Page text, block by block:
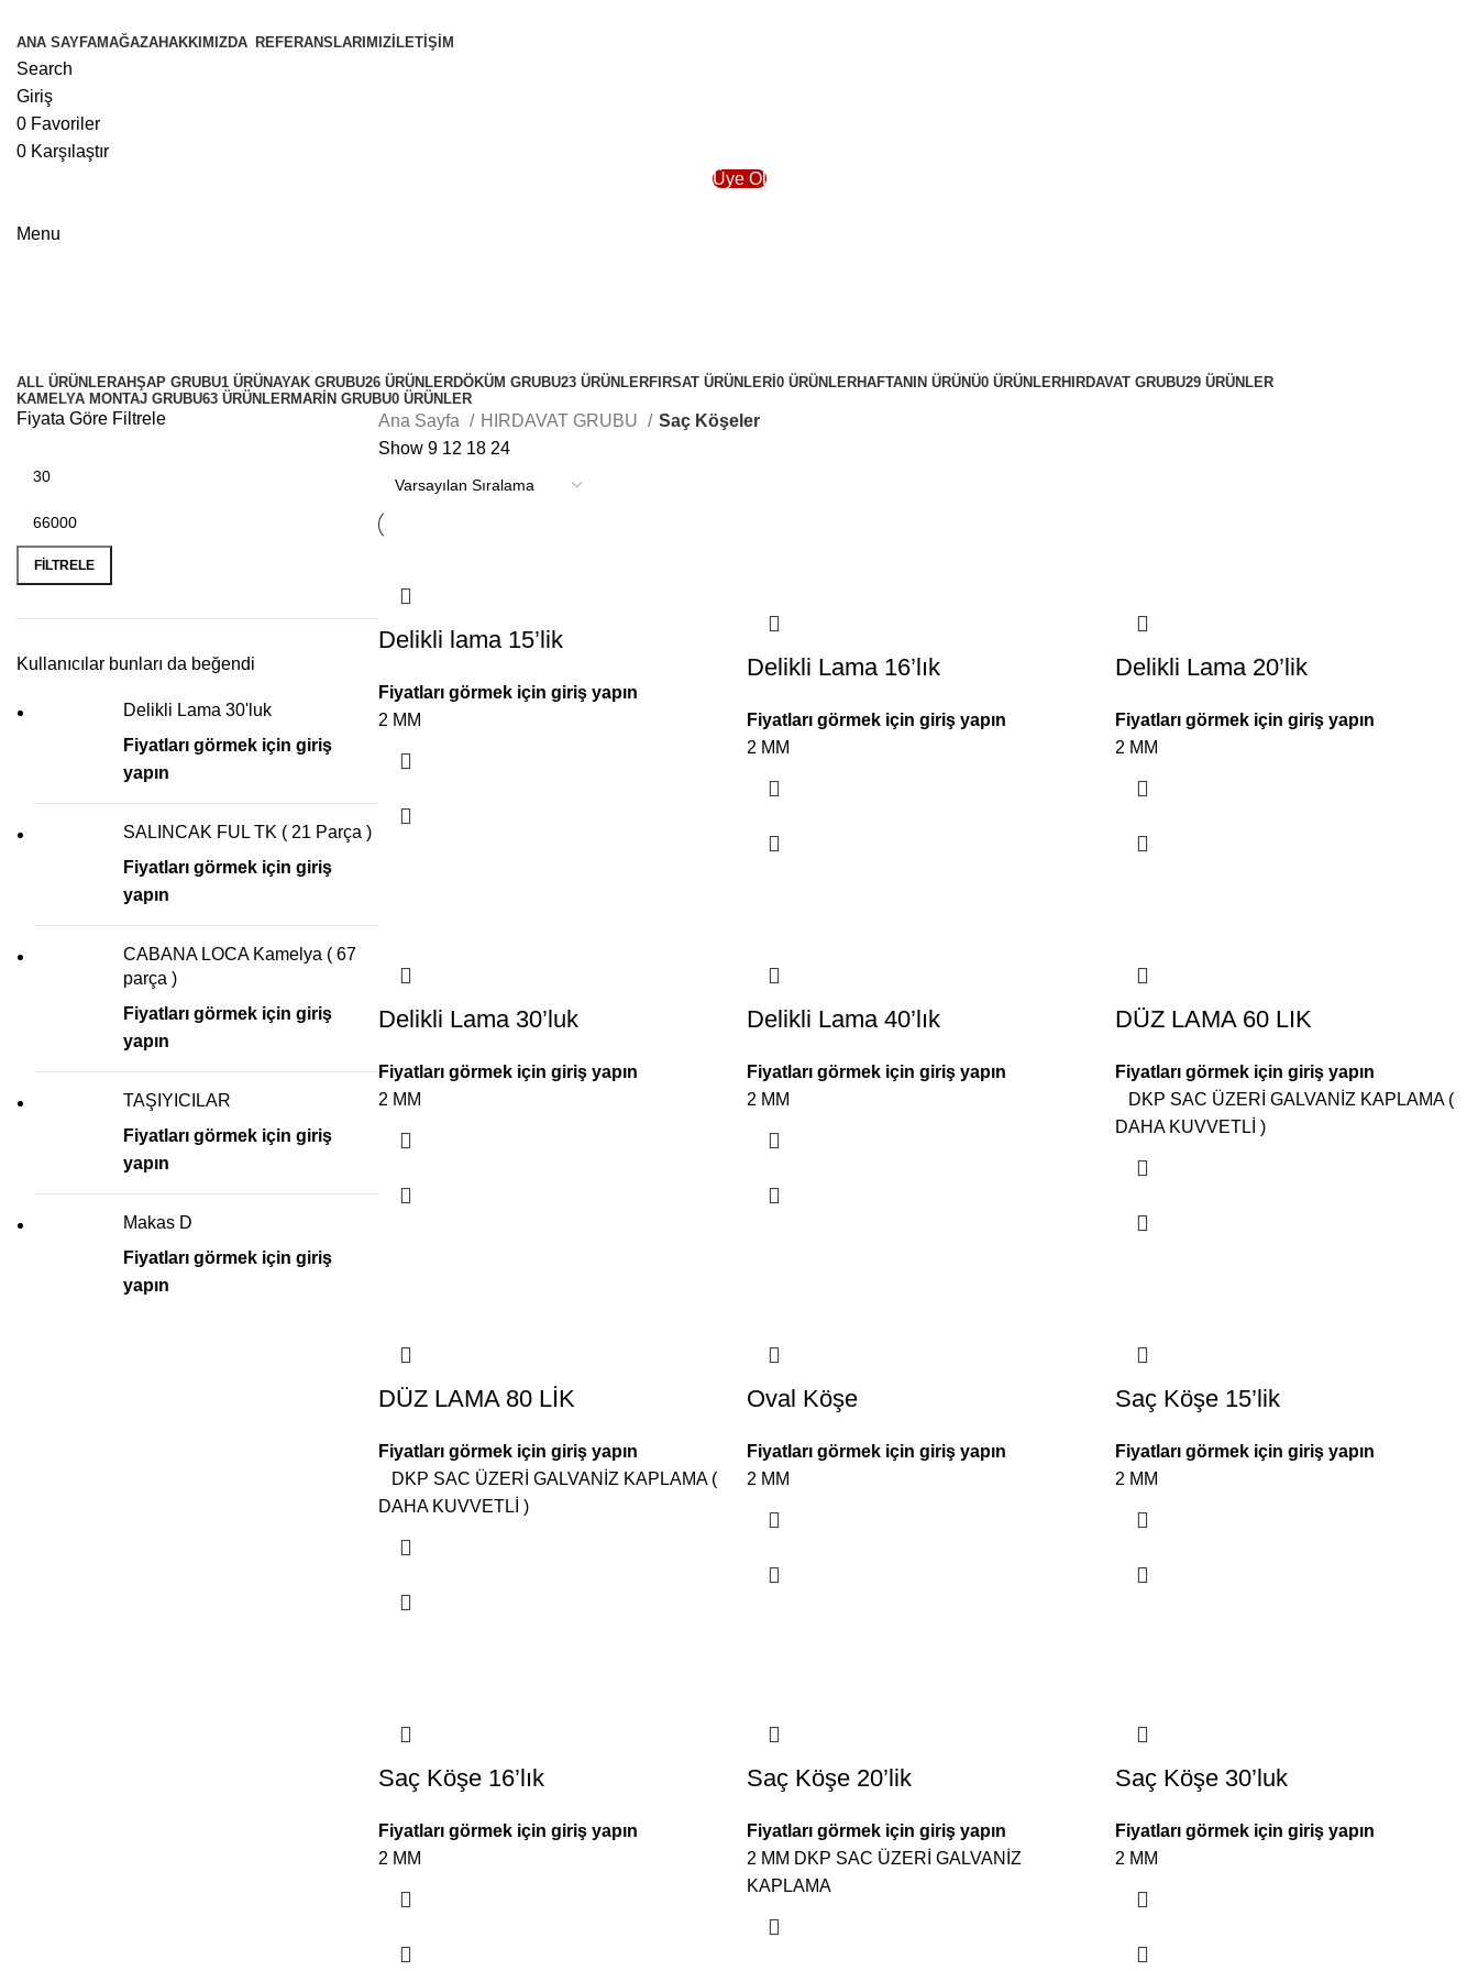
ANA SAYFAMAĞAZAHAKKIMIZDA REFERANSLARIMIZ İLETIŞIM
Search
Giriş
0 Favoriler
0 Karşılaştır
Üye Ol
Menu
ALL ÜRÜNLERAHŞAP GRUBU1 ÜRÜNAYAK GRUBU26 ÜRÜNLERDÖKÜM GRUBU23 ÜRÜNLERFIRSAT ÜRÜNLERİ 0 ÜRÜNLERHAFTANIN ÜRÜNÜ0 ÜRÜNLERHIRDAVAT GRUBU29 ÜRÜNLER
KAMELYA MONTAJ GRUBU63 ÜRÜNLERMARİN GRUBU0 ÜRÜNLER
Fiyata Göre Filtrele
FILTRELE
Kullanıcılar bunları da beğendi
Delikli Lama 30'luk
Fiyatları görmek için giriş
yapın
SALINCAK FUL TK ( 21 Parça )
Fiyatları görmek için giriş
yapın
CABANA LOCA Kamelya ( 67
parça )
Fiyatları görmek için giriş
yapın
TAŞIYICILAR
Fiyatları görmek için giriş
yapın
Makas D
Fiyatları görmek için giriş
yapın
Ana Sayfa HIRDAVAT GRUBU
Saç Köşeler
Show 9 12 18 24
Delikli lama 15’lik
Fiyatları görmek için giriş yapın
2 MM
Delikli Lama 16’lık
Fiyatları görmek için giriş yapın
2 MM
Delikli Lama 20’lik
Fiyatları görmek için giriş yapın
2 MM
Delikli Lama 30’luk
Fiyatları görmek için giriş yapın
2 MM
Delikli Lama 40’lık
Fiyatları görmek için giriş yapın
2 MM
DÜZ LAMA 60 LIK
Fiyatları görmek için giriş yapın
DKP SAC ÜZERİ GALVANİZ KAPLAMA (
DAHA KUVVETLİ )
DÜZ LAMA 80 LİK
Fiyatları görmek için giriş yapın
DKP SAC ÜZERİ GALVANİZ KAPLAMA (
DAHA KUVVETLİ )
Oval Köşe
Fiyatları görmek için giriş yapın
2 MM
Saç Köşe 15’lik
Fiyatları görmek için giriş yapın
2 MM
Saç Köşe 16’lık
Fiyatları görmek için giriş yapın
2 MM
Saç Köşe 20’lik
Fiyatları görmek için giriş yapın
2 MM DKP SAC ÜZERİ GALVANİZ
KAPLAMA
Saç Köşe 30’luk
Fiyatları görmek için giriş yapın
2 MM